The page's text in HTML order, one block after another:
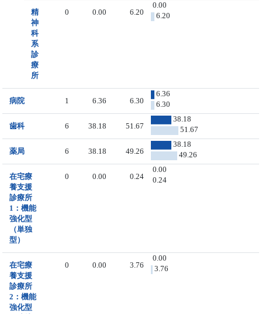
精
神
科
系
診
療
所
0 0.00 6.20
0.00
6.20
病院 1 6.36 6.30
6.36
6.30
歯科 6 38.18 51.67
38.18
51.67
薬局 6 38.18 49.26
38.18
49.26
在宅療
養支援
診療所
1：機能
強化型
（単独
型）
0 0.00 0.24
0.00
0.24
在宅療
養支援
診療所
2：機能
強化型
0 0.00 3.76
0.00
3.76